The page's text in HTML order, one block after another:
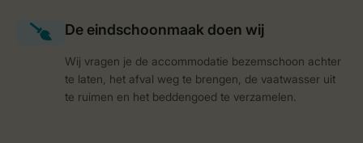
Wij vragen je de accommodatie bezemschoon achter
te laten, het afval weg te brengen, de vaatwasser uit
te ruimen en het beddengoed te verzamelen.